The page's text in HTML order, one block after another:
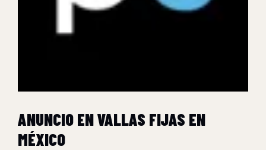
ANUNCIO EN VALLAS FIJAS EN
MÉXICO